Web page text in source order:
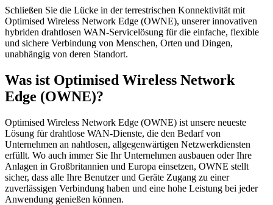
Schließen Sie die Lücke in der terrestrischen Konnektivität mit
Optimised Wireless Network Edge (OWNE), unserer innovativen
hybriden drahtlosen WAN-Servicelösung für die einfache, flexible
und sichere Verbindung von Menschen, Orten und Dingen,
unabhängig von deren Standort.
Was ist Optimised Wireless Network
Edge (OWNE)?
Optimised Wireless Network Edge (OWNE) ist unsere neueste
Lösung für drahtlose WAN-Dienste, die den Bedarf von
Unternehmen an nahtlosen, allgegenwärtigen Netzwerkdiensten
erfüllt. Wo auch immer Sie Ihr Unternehmen ausbauen oder Ihre
Anlagen in Großbritannien und Europa einsetzen, OWNE stellt
sicher, dass alle Ihre Benutzer und Geräte Zugang zu einer
zuverlässigen Verbindung haben und eine hohe Leistung bei jeder
Anwendung genießen können.